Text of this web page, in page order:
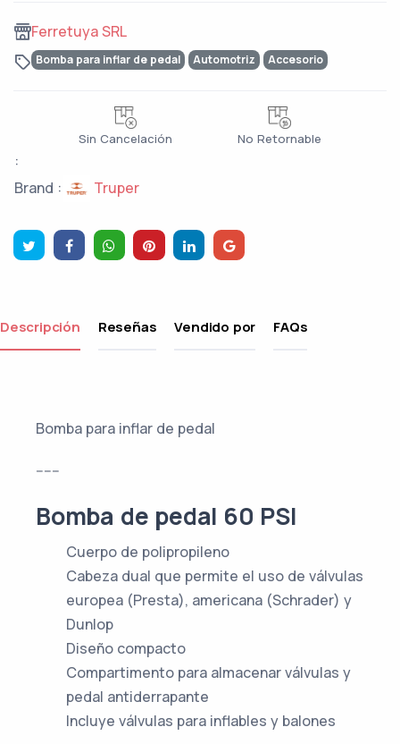
Ferretuya SRL
Bomba para inflar de pedal Automotriz Accesorio
Sin Cancelación No Retornable
:
Brand :
Truper
Descripción Reseñas Vendido por FAQs
Bomba para inflar de pedal
------
Bomba de pedal 60 PSI
Cuerpo de polipropileno
Cabeza dual que permite el uso de válvulas
europea (Presta), americana (Schrader) y
Dunlop
Diseño compacto
Compartimento para almacenar válvulas y
pedal antiderrapante
Incluye válvulas para inflables y balones